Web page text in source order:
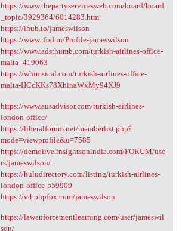
https://www.thepartyservicesweb.com/board/board
_topic/3929364/6014283.htm
https://lhub.to/jameswilson
https://www.tfod.in/Profile-jameswilson
https://www.adsthumb.com/turkish-airlines-office-
malta_419063
https://whimsical.com/turkish-airlines-office-
malta-HCcKKs78XhinaWxMy94XJ9
https://www.ausadvisor.com/turkish-airlines-
london-office/
https://liberalforum.net/memberlist.php?
mode=viewprofile&u=7585
https://demolive.insightsonindia.com/FORUM/use
rs/jameswilson/
https://huludirectory.com/listing/turkish-airlines-
london-office-559909
https://v4.phpfox.com/jameswilson
https://lawenforcementlearning.com/user/jameswil
son/